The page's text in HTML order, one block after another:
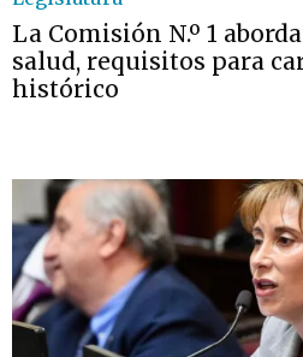
La Comisión N.º 1
salud, requisitos para
histórico